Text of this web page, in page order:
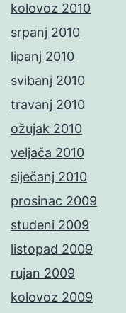
kolovoz 2010
srpanj 2010
lipanj 2010
svibanj 2010
travanj 2010
ožujak 2010
veljača 2010
siječanj 2010
prosinac 2009
studeni 2009
listopad 2009
rujan 2009
kolovoz 2009